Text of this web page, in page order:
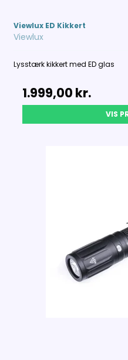
Viewlux ED Kikkert
Viewlux
Lysstærk kikkert med ED glas
1.999,00 kr.
VIS